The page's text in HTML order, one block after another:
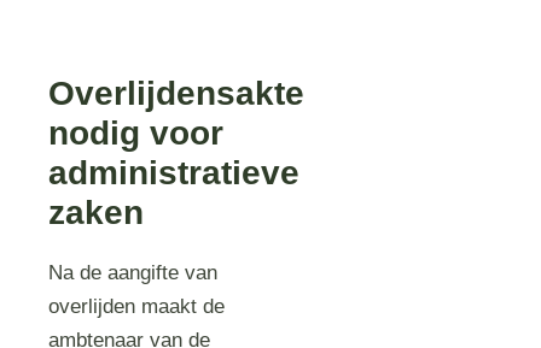
Overlijdensakte
nodig voor
administratieve
zaken
Na de aangifte van
overlijden maakt de
ambtenaar van de